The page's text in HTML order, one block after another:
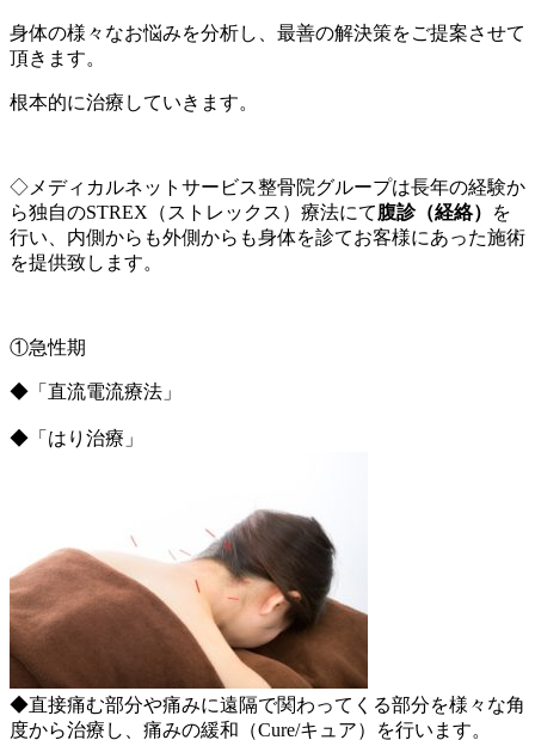
身体の様々なお悩みを分析し、最善の解決策をご提案させて
頂きます。
根本的に治療していきます。
◇メディカルネットサービス整骨院グループは長年の経験か
ら独自のSTREX（ストレックス）療法にて腹診（経絡）
を
行い、内側からも外側からも身体を診てお客様にあった施術
を提供致します。
①急性期
◆「直流電流療法」
◆「はり治療」
◆直接痛む部分や痛みに遠隔で関わってくる部分を様々な角
度から治療し、痛みの緩和（Cure/キュア）を行います。